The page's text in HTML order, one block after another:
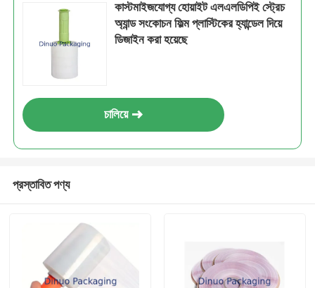
কাস্টমাইজযোগ্য হোয়াইট এলএলডিপিই স্ট্রেচ
অ্যান্ড সংকোচন ফিল্ম প্লাস্টিকের হ্যান্ডেল দিয়ে
ডিজাইন করা হয়েছে
চালিয়ে
প্রস্তাবিত পণ্য